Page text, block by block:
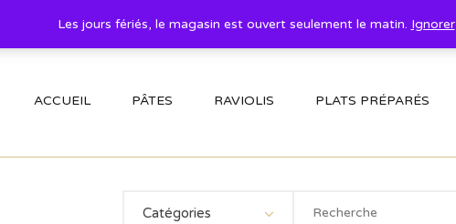
Les jours fériés, le magasin est ouvert seulement le matin. Ignorer
ACCUEIL PÂTES RAVIOLIS PLATS PRÉPARÉS
Catégories